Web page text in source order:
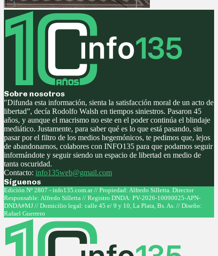
Sobre nosotros
"Difunda esta información, sienta la satisfacción moral de un acto de
libertad”, decía Rodolfo Walsh en tiempos siniestros. Pasaron 45
años, y aunque el macrismo no este en el poder continúa el blindaje
mediático. Justamente, para saber qué es lo que está pasando, sin
pasar por el filtro de los medios hegemónicos, te pedimos que, lejos
de abandonarnos, colabores con INFO135 para que podamos seguir
informándote y seguir siendo un espacio de libertad en medio de
tanta oscuridad.
Contacto: info135web@gmail.com
Síguenos
Facebook
Twitter
Instagram
Youtube
Edición Nº 2807 - info135.com.ar // Propiedad: Alfredo Silletta. Director
Responsable: Alfredo Silletta // Registro DNDA: PV-2026-10090025-APN-
DNDA#MJ // Domicilio legal: calle 45 e/ 9 y 10, La Plata, Bs. As. // Diseño:
Rafael Guerrero